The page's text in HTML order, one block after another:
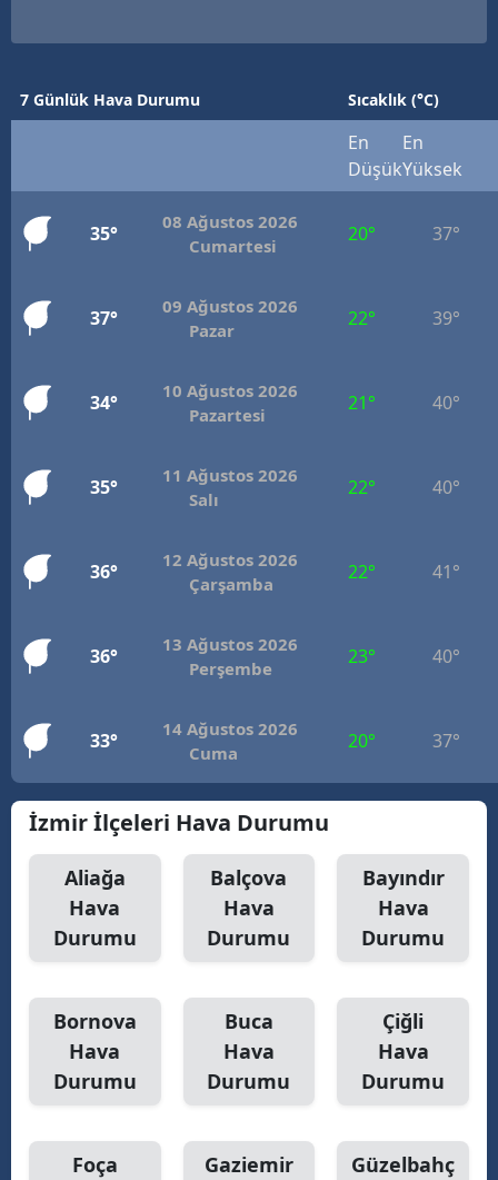
Giresun
Gümüşhane
Kars
Kayseri
Kırşehir
Konya
Kütahya
Manisa
Kahramanmaraş
Muş
Niğde
7 Günlük Hava Durumu Sıcaklık (°C)
En
Düşük
En
Yüksek
35°
08 Ağustos 2026
Cumartesi
20° 37°
37°
09 Ağustos 2026
Pazar
22° 39°
34°
10 Ağustos 2026
Pazartesi
21° 40°
35°
11 Ağustos 2026
Salı
22° 40°
36°
12 Ağustos 2026
Çarşamba
22° 41°
36°
13 Ağustos 2026
Perşembe
23° 40°
33°
14 Ağustos 2026
Cuma
20° 37°
İzmir İlçeleri Hava Durumu
Aliağa
Hava
Durumu
Balçova
Hava
Durumu
Bayındır
Hava
Durumu
Bornova
Hava
Durumu
Buca
Hava
Durumu
Çiğli
Hava
Durumu
Foça
Gaziemir
Güzelbahç